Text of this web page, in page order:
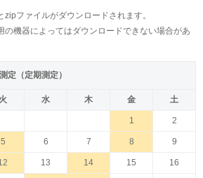
ファイルがダウンロードされます。
の機器によってはダウンロードできない場合があ
定（定期測定）
火 水 木 金 土
1 2
5 6 7 8 9
13 14 15 16